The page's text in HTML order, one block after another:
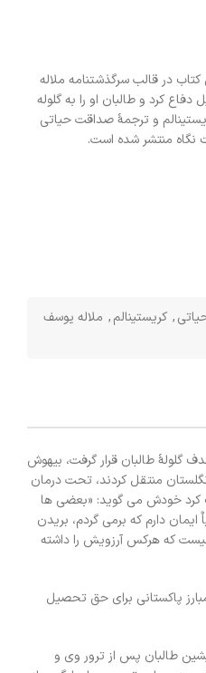
کتاب در قالب سرگذشتنامه ملاله
کرد و طالبان او را به گلوله
و ترجمۀ صداقت حیاتی
, کریستینالم, ملاله یوسف
گلولۀ طالبان قرار گرفت، بیهوش
منتقل کردند، تحت درمان
کرد خودش می گوید: «بعضی ها
ایمان دارم که برمی گردم، بریدن
که هرکس آرزویش را داشته
پاکستانی برای حق تحصیل
طالبان پس از ترور وی و